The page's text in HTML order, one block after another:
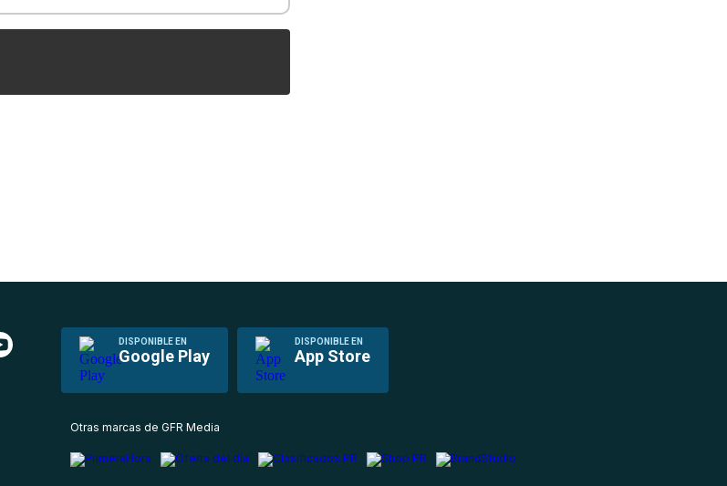
DISPONIBLE EN
Google Play
DISPONIBLE EN
App Store
Otras marcas de GFR Media